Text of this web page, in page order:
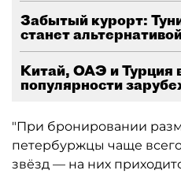
Забытый курорт:
станет
Китай, ОАЭ и Турция
популярности
"При бронировании
петербуржцы чаще
звёзд — на них